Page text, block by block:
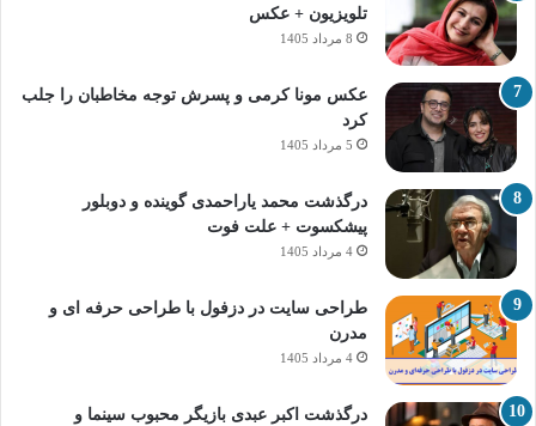
تلویزیون + عکس
8 مرداد 1405
عکس مونا کرمی و پسرش توجه مخاطبان را جلب
کرد
5 مرداد 1405
درگذشت محمد یاراحمدی گوینده و دوبلور
پیشکسوت + علت فوت
4 مرداد 1405
طراحی سایت در دزفول با طراحی حرفه‌ ای و
مدرن
4 مرداد 1405
درگذشت اکبر عبدی بازیگر محبوب سینما و